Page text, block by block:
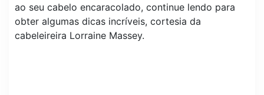
ao seu cabelo encaracolado, continue lendo para
obter algumas dicas incríveis, cortesia da
cabeleireira Lorraine Massey.